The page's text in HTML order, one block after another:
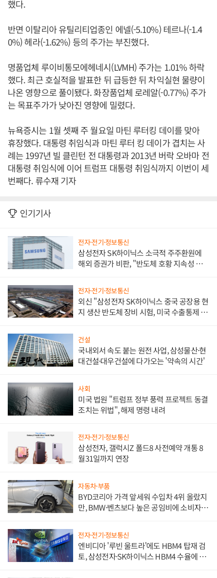
했다.
반면 이탈리아 유틸리티업종인 에넬(-5.10%) 테르나(-1.4
0%) 헤라(-1.62%) 등의 주가는 부진했다.
명품업체 루이비통모에헤네시(LVMH) 주가는 1.01% 하락
했다. 최근 호실적을 발표한 뒤 급등한 뒤 차익실현 물량이
나온 영향으로 풀이됐다. 화장품업체 로레알(-0.77%) 주가
는 목표주가가 낮아진 영향에 밀렸다.
뉴욕증시는 1월 셋째 주 월요일 마틴 루터킹 데이를 맞아
휴장했다. 대통령 취임식과 마틴 루터 킹 데이가 겹치는 사
례는 1997년 빌 클린턴 전 대통령과 2013년 버락 오바마 전
대통령 취임식에 이어 트럼프 대통령 취임식까지 이번이 세
번째다. 류수재 기자
인기기사
전자·전기·정보통신
삼성전자 SK하이닉스 소극적 주주환원에
해외 증권가 비판, "반도체 호황 지속성 의
전자·전기·정보통신
외신 "삼성전자 SK하이닉스 중국 공장용 현
지 생산 반도체 장비 시험, 미국 수출통제 대
건설
국내외서 속도 붙는 원전 사업, 삼성물산·현
대건설·대우건설에 다가오는 '약속의 시간'
사회
미국 법원 "트럼프 정부 풍력 프로젝트 동결
조치는 위법", 해제 명령 내려
전자·전기·정보통신
삼성전자, 갤럭시Z 폴드8 사전예약 개통 8
월31일까지 연장
자동차·부품
BYD코리아 가격 앞세워 수입차 4위 올랐지
만, BMW·벤츠보다 높은 공임비에 소비자
전자·전기·정보통신
엔비디아 '루빈 울트라'에도 HBM4 탑재 검
토, 삼성전자·SK하이닉스 HBM4 수율에 주